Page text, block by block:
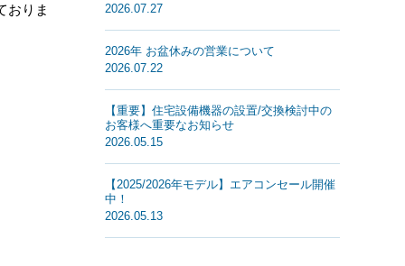
おりま
2026.07.27
2026年 お盆休みの営業について
2026.07.22
【重要】住宅設備機器の設置/交換検討中の
お客様へ重要なお知らせ
2026.05.15
【2025/2026年モデル】エアコンセール開催
中！
2026.05.13